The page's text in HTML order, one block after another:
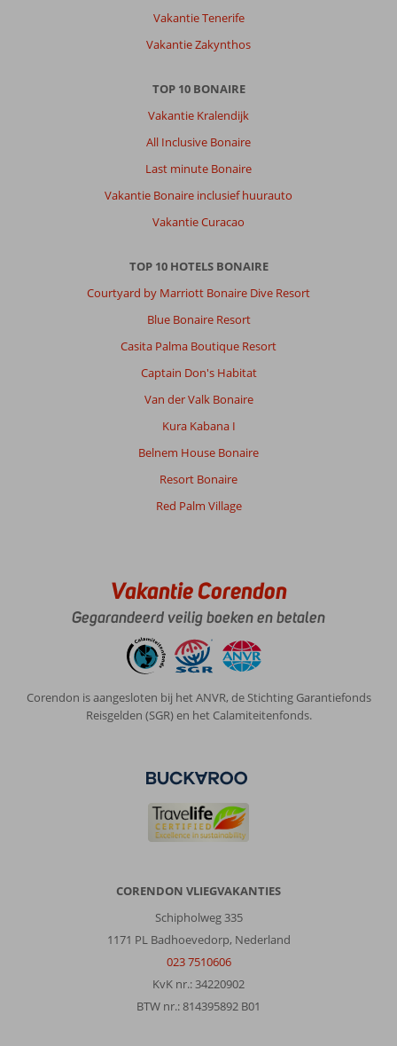
Vakantie Tenerife
Vakantie Zakynthos
TOP 10 BONAIRE
Vakantie Kralendijk
All Inclusive Bonaire
Last minute Bonaire
Vakantie Bonaire inclusief huurauto
Vakantie Curacao
TOP 10 HOTELS BONAIRE
Courtyard by Marriott Bonaire Dive Resort
Blue Bonaire Resort
Casita Palma Boutique Resort
Captain Don's Habitat
Van der Valk Bonaire
Kura Kabana I
Belnem House Bonaire
Resort Bonaire
Red Palm Village
Vakantie Corendon
Gegarandeerd veilig boeken en betalen
Corendon is aangesloten bij het ANVR, de Stichting Garantiefonds
Reisgelden (SGR) en het Calamiteitenfonds.
CORENDON VLIEGVAKANTIES
Schipholweg 335
1171 PL Badhoevedorp, Nederland
023 7510606
KvK nr.: 34220902
BTW nr.: 814395892 B01